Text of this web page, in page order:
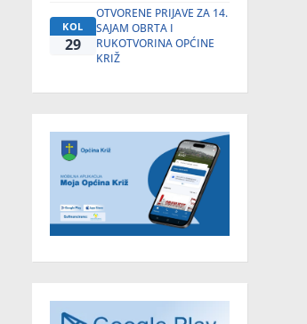
KOL
29
OTVORENE PRIJAVE ZA 14.
SAJAM OBRTA I
RUKOTVORINA OPĆINE
KRIŽ